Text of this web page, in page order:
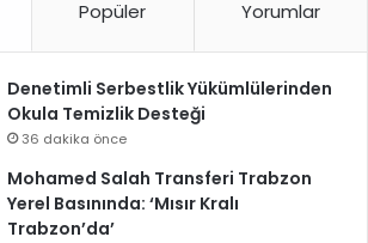
Popüler Yorumlar
Denetimli Serbestlik Yükümlülerinden
Okula Temizlik Desteği
36 dakika önce
Mohamed Salah Transferi Trabzon
Yerel Basınında: ‘Mısır Kralı
Trabzon’da’